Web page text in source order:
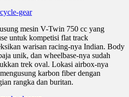
mesin V-Twin 750 cc yang
untuk kompetisi flat track
warisan racing-nya Indian. Body
unik, dan wheelbase-nya sudah
trek oval. Lokasi airbox-nya
karbon fiber dengan
rangka dan buritan.